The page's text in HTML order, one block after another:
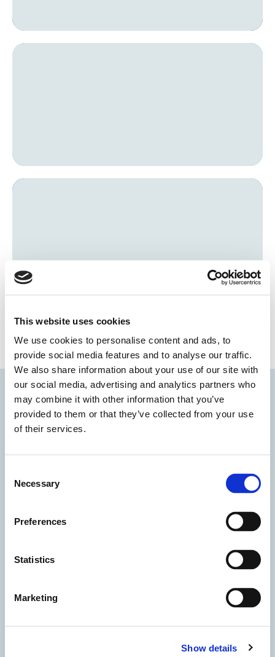
This website uses cookies
We use cookies to personalise content and ads, to
provide social media features and to analyse our traffic.
We also share information about your use of our site with
our social media, advertising and analytics partners who
may combine it with other information that you’ve
provided to them or that they’ve collected from your use
of their services.
Selection
Necessary
Preferences
Statistics
Marketing
Show details